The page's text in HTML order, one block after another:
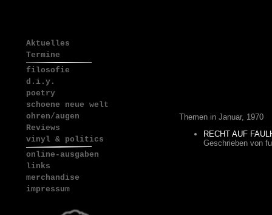
Aktuelles
Termine
filosofie
d.i.y.
poetry
schoene neue welt
ohren/augen
Reviews
vinyl & politics
online-ausgaben
links
merchandise
impressum
Themen in Januar, 1970
RECHT AUF
Geschrieben von